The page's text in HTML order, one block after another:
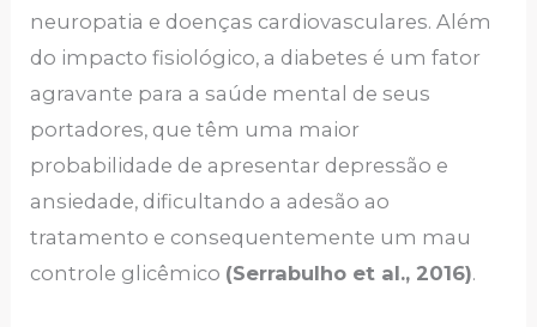
neuropatia e doenças cardiovasculares. Além
do impacto fisiológico, a diabetes é um fator
agravante para a saúde mental de seus
portadores, que têm uma maior
probabilidade de apresentar depressão e
ansiedade, dificultando a adesão ao
tratamento e consequentemente um mau
controle glicêmico (Serrabulho et al., 2016).